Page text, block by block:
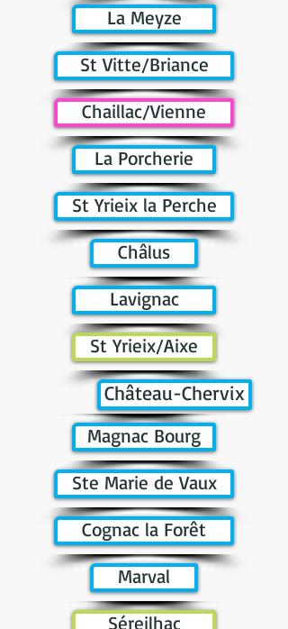
La Meyze
St Vitte/Briance
Chaillac/Vienne
La Porcherie
St Yrieix la Perche
Châlus
Lavignac
St Yrieix/Aixe
Château-Chervix
Magnac Bourg
Ste Marie de Vaux
Cognac la Forêt
Marval
Séreilhac